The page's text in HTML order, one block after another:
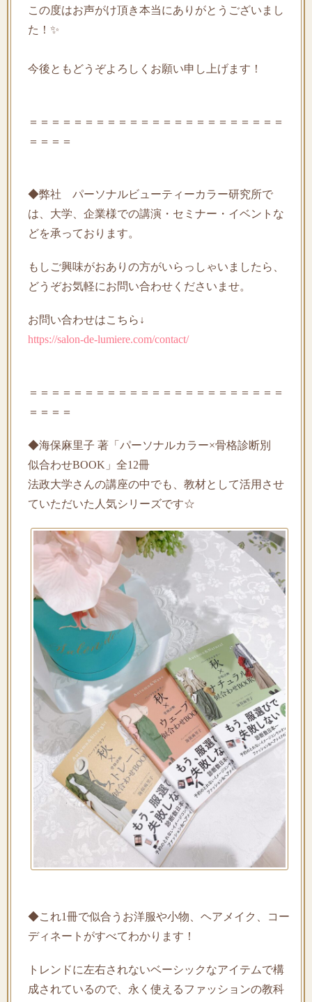
この度はお声がけ頂き本当にありがとうございまし
た！✨
今後ともどうぞよろしくお願い申し上げます！
＝＝＝＝＝＝＝＝＝＝＝＝＝＝＝＝＝＝＝＝＝＝＝
＝＝＝＝
◆弊社 パーソナルビューティーカラー研究所で
は、大学、企業様での講演・セミナー・イベントな
どを承っております。
もしご興味がおありの方がいらっしゃいましたら、
どうぞお気軽にお問い合わせくださいませ。
お問い合わせはこちら↓
https://salon-de-lumiere.com/contact/
＝＝＝＝＝＝＝＝＝＝＝＝＝＝＝＝＝＝＝＝＝＝＝
＝＝＝＝
◆海保麻里子 著「パーソナルカラー×骨格診断別
似合わせBOOK」全12冊
法政大学さんの講座の中でも、教材として活用させ
ていただいた人気シリーズです☆
◆これ1冊で似合うお洋服や小物、ヘアメイク、コー
ディネートがすべてわかります！
トレンドに左右されないベーシックなアイテムで構
成されているので、永く使えるファッションの教科